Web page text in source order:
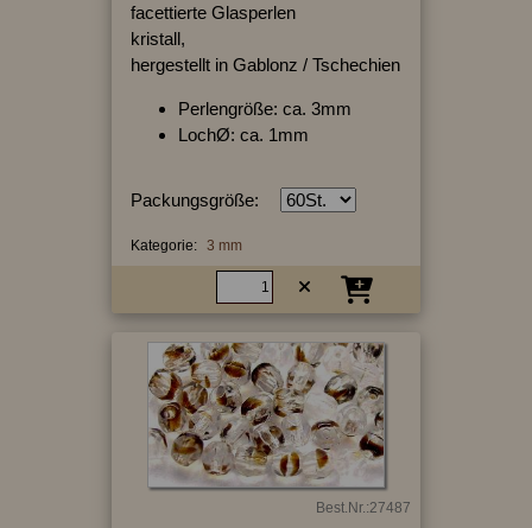
facettierte Glasperlen
kristall,
hergestellt in Gablonz / Tschechien
Perlengröße: ca. 3mm
LochØ: ca. 1mm
Packungsgröße:
Kategorie: 3 mm
Best.Nr.:27487